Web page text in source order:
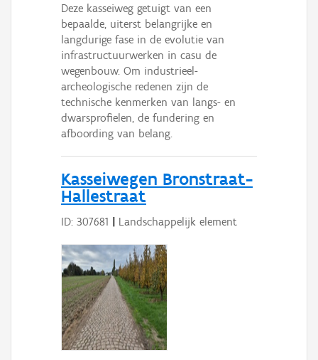
Deze kasseiweg getuigt van een
bepaalde, uiterst belangrijke en
langdurige fase in de evolutie van
infrastructuurwerken in casu de
wegenbouw. Om industrieel-
archeologische redenen zijn de
technische kenmerken van langs- en
dwarsprofielen, de fundering en
afboording van belang.
Kasseiwegen Bronstraat-
Hallestraat
ID: 307681 | Landschappelijk element